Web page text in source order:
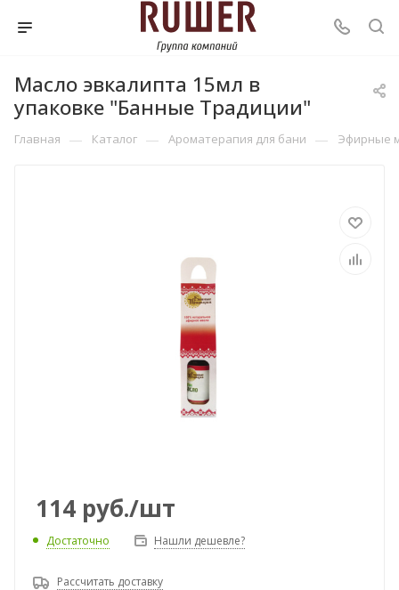
Масло эвкалипта 15мл в
упаковке "Банные Традиции"
Главная — Каталог — Ароматерапия для бани — Эфирные
114 руб./шт
Достаточно Нашли дешевле?
Рассчитать доставку